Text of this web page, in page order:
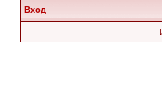
Вход